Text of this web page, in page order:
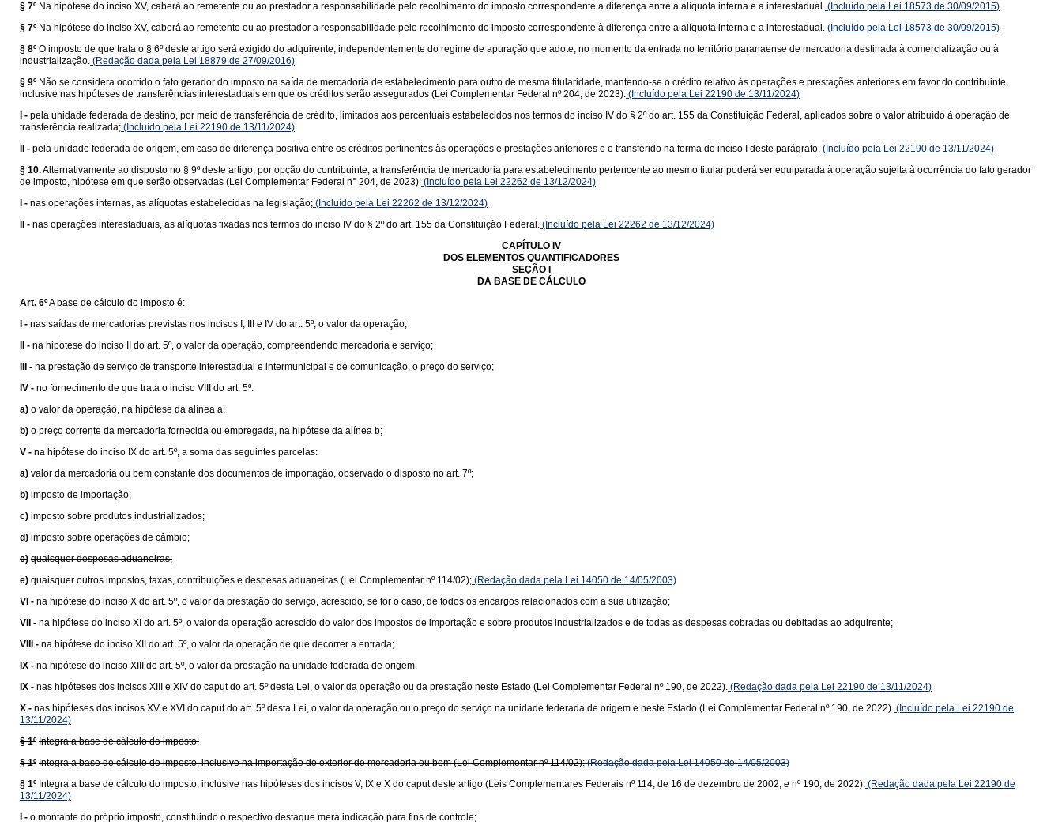
§ 7º Na hipótese do inciso XV, caberá ao remetente ou ao prestador a responsabilidade pelo recolhimento do imposto correspondente à diferença entre a alíquota interna e a interestadual. (Incluído pela Lei 18573 de 30/09/2015)
§ 7º Na hipótese do inciso XV, caberá ao remetente ou ao prestador a responsabilidade pelo recolhimento do imposto correspondente à diferença entre a alíquota interna e a interestadual.(Incluído pela Lei 18573 de 30/09/2015)
§ 8º O imposto de que trata o § 6º deste artigo será exigido do adquirente, independentemente do regime de apuração que adote, no momento da entrada no território paranaense de mercadoria destinada à comercialização ou à
industrialização. (Redação dada pela Lei 18879 de 27/09/2016)
§ 9º Não se considera ocorrido o fato gerador do imposto na saída de mercadoria de estabelecimento para outro de mesma titularidade, mantendo-se o crédito relativo às operações e prestações anteriores em favor do contribuinte,
inclusive nas hipóteses de transferências interestaduais em que os créditos serão assegurados (Lei Complementar Federal nº 204, de 2023): (Incluído pela Lei 22190 de 13/11/2024)
I - pela unidade federada de destino, por meio de transferência de crédito, limitados aos percentuais estabelecidos nos termos do inciso IV do § 2º do art. 155 da Constituição Federal, aplicados sobre o valor atribuído à operação de
transferência realizada; (Incluído pela Lei 22190 de 13/11/2024)
II - pela unidade federada de origem, em caso de diferença positiva entre os créditos pertinentes às operações e prestações anteriores e o transferido na forma do inciso I deste parágrafo. (Incluído pela Lei 22190 de 13/11/2024)
§ 10.Alternativamente ao disposto no § 9º deste artigo, por opção do contribuinte, a transferência de mercadoria para estabelecimento pertencente ao mesmo titular poderá ser equiparada à operação sujeita à ocorrência do fato gerador
de imposto, hipótese em que serão observadas (Lei Complementar Federal n° 204, de 2023): (Incluído pela Lei 22262 de 13/12/2024)
I - nas operações internas, as alíquotas estabelecidas na legislação; (Incluído pela Lei 22262 de 13/12/2024)
II - nas operações interestaduais, as alíquotas fixadas nos termos do inciso IV do § 2º do art. 155 da Constituição Federal. (Incluído pela Lei 22262 de 13/12/2024)
CAPÍTULO IV
DOS ELEMENTOS QUANTIFICADORES
SEÇÃO I
DA BASE DE CÁLCULO
Art. 6ºA base de cálculo do imposto é:
I - nas saídas de mercadorias previstas nos incisos I, III e IV do art. 5º, o valor da operação;
II - na hipótese do inciso II do art. 5º, o valor da operação, compreendendo mercadoria e serviço;
III - na prestação de serviço de transporte interestadual e intermunicipal e de comunicação, o preço do serviço;
IV - no fornecimento de que trata o inciso VIII do art. 5º:
a) o valor da operação, na hipótese da alínea a;
b) o preço corrente da mercadoria fornecida ou empregada, na hipótese da alínea b;
V - na hipótese do inciso IX do art. 5º, a soma das seguintes parcelas:
a) valor da mercadoria ou bem constante dos documentos de importação, observado o disposto no art. 7º;
b) imposto de importação;
c) imposto sobre produtos industrializados;
d) imposto sobre operações de câmbio;
e) quaisquer despesas aduaneiras;
e) quaisquer outros impostos, taxas, contribuições e despesas aduaneiras (Lei Complementar nº 114/02); (Redação dada pela Lei 14050 de 14/05/2003)
VI - na hipótese do inciso X do art. 5º, o valor da prestação do serviço, acrescido, se for o caso, de todos os encargos relacionados com a sua utilização;
VII - na hipótese do inciso XI do art. 5º, o valor da operação acrescido do valor dos impostos de importação e sobre produtos industrializados e de todas as despesas cobradas ou debitadas ao adquirente;
VIII - na hipótese do inciso XII do art. 5º, o valor da operação de que decorrer a entrada;
IX - na hipótese do inciso XIII do art. 5º, o valor da prestação na unidade federada de origem.
IX - nas hipóteses dos incisos XIII e XIV do caput do art. 5º desta Lei, o valor da operação ou da prestação neste Estado (Lei Complementar Federal nº 190, de 2022). (Redação dada pela Lei 22190 de 13/11/2024)
X - nas hipóteses dos incisos XV e XVI do caput do art. 5º desta Lei, o valor da operação ou o preço do serviço na unidade federada de origem e neste Estado (Lei Complementar Federal nº 190, de 2022). (Incluído pela Lei 22190 de
13/11/2024)
§ 1º Integra a base de cálculo do imposto:
§ 1º Integra a base de cálculo do imposto, inclusive na importação do exterior de mercadoria ou bem (Lei Complementar nº 114/02):(Redação dada pela Lei 14050 de 14/05/2003)
§ 1º Integra a base de cálculo do imposto, inclusive nas hipóteses dos incisos V, IX e X do caput deste artigo (Leis Complementares Federais nº 114, de 16 de dezembro de 2002, e nº 190, de 2022): (Redação dada pela Lei 22190 de
13/11/2024)
I - o montante do próprio imposto, constituindo o respectivo destaque mera indicação para fins de controle;